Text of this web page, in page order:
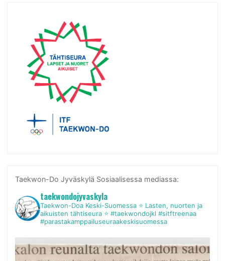
Taekwon-Do Jyväskylä Sosiaalisessa mediassa:
taekwondojyvaskyla
Taekwon-Doa Keski-Suomessa⭐ Lasten, nuorten ja
aikuisten tähtiseura ⭐ #taekwondojkl #sitftreenaa
#parastakamppailuseuraakeskisuomessa